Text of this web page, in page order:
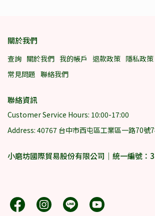
關於我們
查詢 關於我們 我的帳戶 退款政策 隱私政策
常見問題 聯絡我們
聯絡資訊
Customer Service Hours: 10:00-17:00
Address: 40767 台中市西屯區工業區一路70號
小磨坊國際貿易股份有限公司｜統一編號：